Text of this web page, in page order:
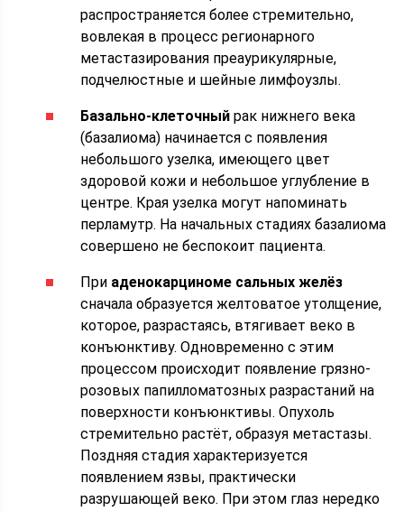
распространяется более стремительно,
вовлекая в процесс регионарного
метастазирования преаурикулярные,
подчелюстные и шейные лимфоузлы.
Базально-клеточный рак нижнего века
(базалиома) начинается с появления
небольшого узелка, имеющего цвет
здоровой кожи и небольшое углубление в
центре. Края узелка могут напоминать
перламутр. На начальных стадиях базалиома
совершено не беспокоит пациента.
При аденокарциноме сальных желёз
сначала образуется желтоватое утолщение,
которое, разрастаясь, втягивает веко в
конъюнктиву. Одновременно с этим
процессом происходит появление грязно-
розовых папилломатозных разрастаний на
поверхности конъюнктивы. Опухоль
стремительно растёт, образуя метастазы.
Поздняя стадия характеризуется
появлением язвы, практически
разрушающей веко. При этом глаз нередко